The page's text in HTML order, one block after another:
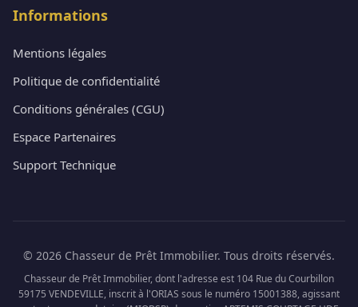
Informations
Mentions légales
Politique de confidentialité
Conditions générales (CGU)
Espace Partenaires
Support Technique
© 2026 Chasseur de Prêt Immobilier. Tous droits réservés.
Chasseur de Prêt Immobilier, dont l'adresse est 104 Rue du Courbillon
59175 VENDEVILLE, inscrit à l'ORIAS sous le numéro 15001388, agissant